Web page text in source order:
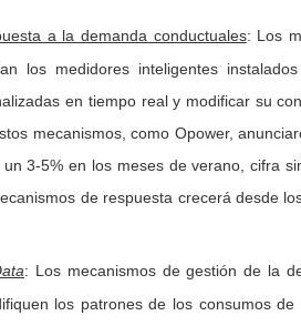
a la demanda conductuales: Los
los medidores inteligentes
en tiempo real y modificar su
mecanismos, como Opower,
3-5% en los meses de verano, cifra
de respuesta crecerá desde
: Los mecanismos de gestión de la
los patrones de los consumos